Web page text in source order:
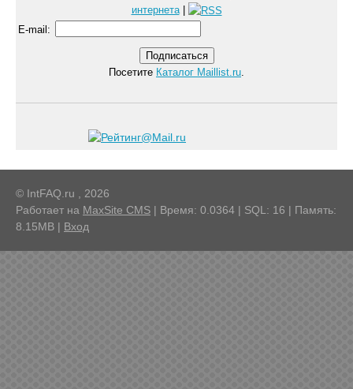
интернета|
E-mail :
Посетите Каталог Maillist.ru.
© IntFAQ.ru , 2026
Работает на MaxSite CMS | Время: 0.0364 | SQL: 16 | Память:
8.15MB | Вход